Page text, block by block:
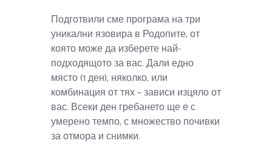
Подготвили сме програма на три
уникални язовира в Родопите, от
която може да изберете най-
подходящото за вас. Дали едно
място (1 ден), няколко, или
комбинация от тях – зависи изцяло от
вас. Всеки ден гребането ще е с
умерено темпо, с множество почивки
за отмора и снимки.